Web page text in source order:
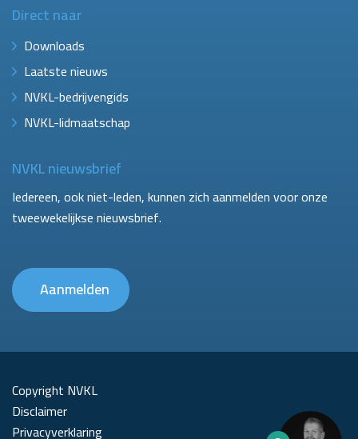
Direct naar
Downloads
Laatste nieuws
NVKL-bedrijvengids
NVKL-lidmaatschap
NVKL nieuwsbrief
Iedereen, ook niet-leden, kunnen zich aanmelden voor onze
tweewekelijkse nieuwsbrief.
Aanmelden
Copyright NVKL
Disclaimer
Privacyverklaring